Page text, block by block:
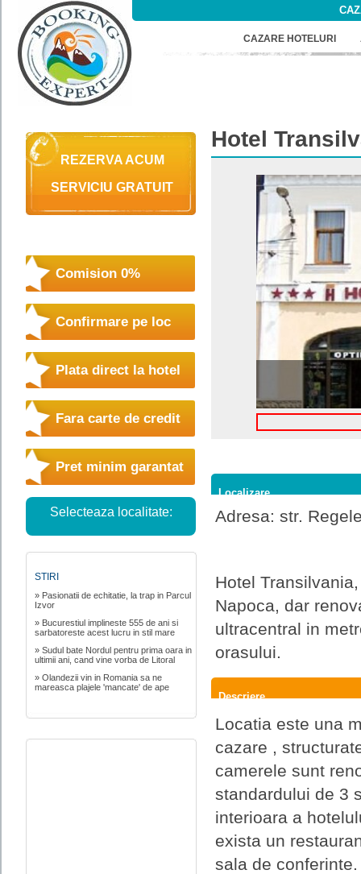
CAZARE HOTELURI
REZERVA ACUM
SERVICIU GRATUIT
Comision 0%
Confirmare pe loc
Plata direct la hotel
Fara carte de credit
Pret minim garantat
Selecteaza localitate:
STIRI
» Pasionatii de echitatie, la trap in Parcul
Izvor
» Bucurestiul implineste 555 de ani si
sarbatoreste acest lucru in stil mare
» Sudul bate Nordul pentru prima oara in
ultimii ani, cand vine vorba de Litoral
» Olandezii vin in Romania sa ne
mareasca plajele 'mancate' de ape
Hotel
Localizare
Adresa: str.
Hotel
Napoca, dar
ultracentral in
orasului.
Descriere
Locatia este una
cazare ,
camerele sunt
standardului de 3
interioara a
exista un
sala de conferinte.